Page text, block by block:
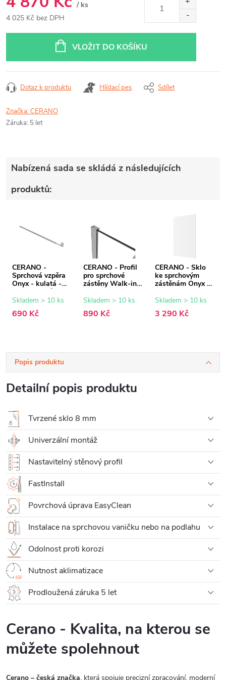
/ ks
4 025 Kč bez DPH
VLOŽIT DO KOŠÍKU
Dotaz k produktu Hlídací pes Sdílet
Značka:CERANO
Záruka: 5 let
Nabízená sada se skládá z následujících
produktů:
CERANO -
Sprchová vzpěra
Onyx - kulatá -
teleskopická -
chrom - 77-140
Skladem > 10 ks
690 Kč
CERANO - Profil
pro sprchové
zástěny Walk-in
chrom - 15 mm
Skladem > 10 ks
890 Kč
CERANO - Sklo
ke sprchovým
zástěnám Onyx -
transparentní sklo
- 100x200 cm
Skladem > 10 ks
3 290 Kč
Popis produktu
Detailní popis produktu
Tvrzené sklo 8 mm
Univerzální montáž
Nastavitelný stěnový profil
FastInstall
Povrchová úprava EasyClean
Instalace na sprchovou vaničku nebo na podlahu
Odolnost proti korozi
Nutnost aklimatizace
Prodloužená záruka 5 let
Cerano - Kvalita, na kterou se
můžete spolehnout
Cerano – česká značka, která spojuje precizní zpracování, moderní